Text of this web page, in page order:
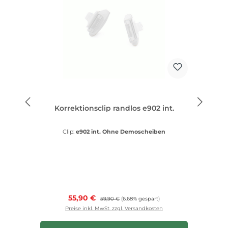
Korrektionsclip randlos e902 int.
Clip: e902 int. Ohne Demoscheiben
Verkaufspreis:
55,90 € Regulärer Preis:
59,90 € (6.68% gespart)
Preise inkl. MwSt. zzgl. Versandkosten